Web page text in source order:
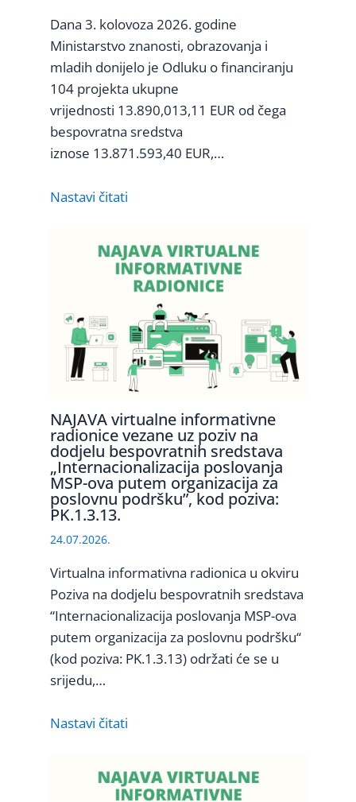
Dana 3. kolovoza 2026. godine
Ministarstvo znanosti, obrazovanja i
mladih donijelo je Odluku o financiranju
104 projekta ukupne
vrijednosti 13.890,013,11 EUR od čega
bespovratna sredstva
iznose 13.871.593,40 EUR,…
Nastavi čitati
NAJAVA virtualne informativne
radionice vezane uz poziv na
dodjelu bespovratnih sredstava
„Internacionalizacija poslovanja
MSP-ova putem organizacija za
poslovnu podršku”, kod poziva:
PK.1.3.13.
24.07.2026.
Virtualna informativna radionica u okviru
Poziva na dodjelu bespovratnih sredstava
“Internacionalizacija poslovanja MSP-ova
putem organizacija za poslovnu podršku“
(kod poziva: PK.1.3.13) održati će se u
srijedu,…
Nastavi čitati